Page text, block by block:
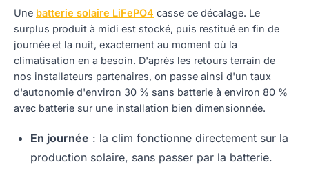
Une batterie solaire LiFePO4 casse ce décalage. Le
surplus produit à midi est stocké, puis restitué en fin de
journée et la nuit, exactement au moment où la
climatisation en a besoin. D'après les retours terrain de
nos installateurs partenaires, on passe ainsi d'un taux
d'autonomie d'environ 30 % sans batterie à environ 80 %
avec batterie sur une installation bien dimensionnée.
En journée : la clim fonctionne directement sur la
production solaire, sans passer par la batterie.